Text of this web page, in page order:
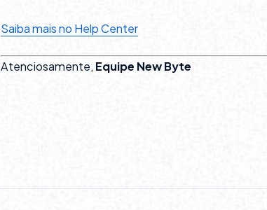
Saiba mais no Help Center
Atenciosamente, Equipe New Byte